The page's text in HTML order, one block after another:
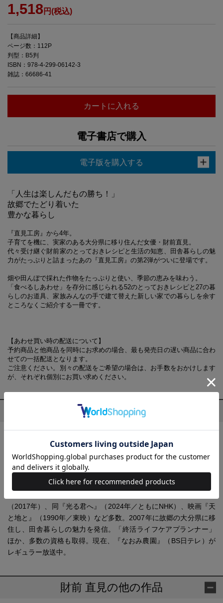
1,518円(税込)
【商品詳細】
ページ数：112P
判型：B5判
ISBN：978-4-299-06142-3
雑誌：66686-41
カートに入れる
電子書店で購入
電子版を購入する
「人生は楽しんだもの勝ち！」
故郷でたどり着いた
豊かな暮らし
『直見工房』から4年。
子育てを機に、実家のある大分県に移り住んだ女優・財前直見。
代々受け継ぐ財前家のとっておきレシピと生活の知恵、田舎暮らしの魅
力がたっぷりと詰まったあの『直見工房』の第2弾がついに登場です。
畑や田んぼで採れた作物をたっぷりと使い、季節の恵みを味わう。
「食べるしあわせ」を存分に感じられる52のとっておきレシピと27の暮
らしのお道具、家族みんなの手で建て替えた新しい家での暮らしを余す
ところなくご紹介する一冊です。
【あわせ買い時の配送について】
予約商品と他商品を同時にお求めの場合、最も発売日の遅い商品に合わ
せての一括配送となります。
ご注意ください。別々の配送をご希望の場合は、お手数をおかけします
が、それぞれ個別にお買い求めください。
プロフィール
1966年1月10日、大分県生まれ。1985年、俳優デビュー。シリア
スからコメディ作品まで、数々の映画・ドラマに出演。おもな出
演作品は、ドラマ『お水の花道』（1999年／フジテレビ）、連続
テレビ小説『ごちそうさん』（2013年）、同『スカーレット』
（2017年）、同『光る君へ』（2024年／ともにNHK）、映画『天
と地と』（1990年／東映）など多数。2007年に故郷の大分県に移
住し、田舎暮らしの魅力を発信。「終活ライフケアプランナー」
ほか、多数の資格も取得。現在、『なおみ農園』（BS日テレ）が
レギュラー放送中。
財前 直見の他の作品